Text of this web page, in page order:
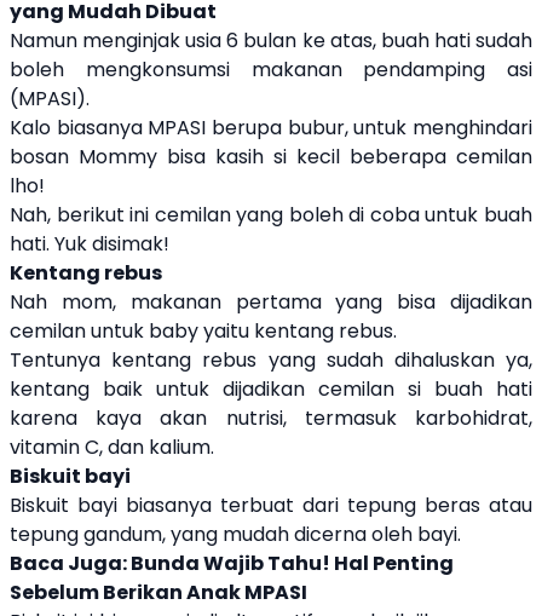
yang Mudah Dibuat
Namun menginjak usia 6 bulan ke atas, buah hati sudah
boleh mengkonsumsi makanan pendamping asi
(MPASI).
Kalo biasanya MPASI berupa bubur, untuk menghindari
bosan Mommy bisa kasih si kecil beberapa cemilan
lho!
Nah, berikut ini cemilan yang boleh di coba untuk buah
hati. Yuk disimak!
Kentang rebus
Nah mom, makanan pertama yang bisa dijadikan
cemilan untuk baby yaitu kentang rebus.
Tentunya kentang rebus yang sudah dihaluskan ya,
kentang baik untuk dijadikan cemilan si buah hati
karena kaya akan nutrisi, termasuk karbohidrat,
vitamin C, dan kalium.
Biskuit bayi
Biskuit bayi biasanya terbuat dari tepung beras atau
tepung gandum, yang mudah dicerna oleh bayi.
Baca Juga:Bunda Wajib Tahu! Hal Penting
Sebelum Berikan Anak MPASI